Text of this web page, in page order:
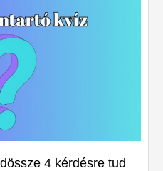
4 kérdésre tud